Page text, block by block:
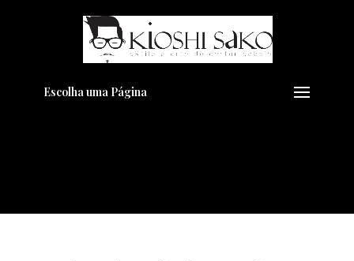
Escolha uma Página
Pensando em transformar seu
Visual??